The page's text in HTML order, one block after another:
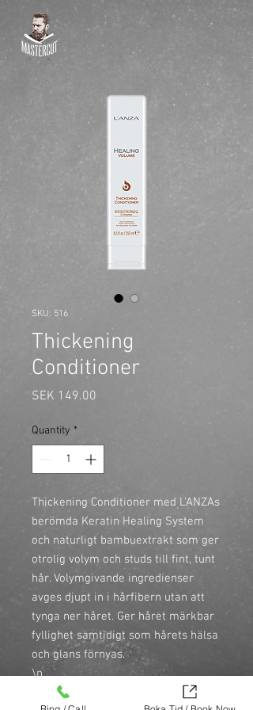
SKU: 516
Thickening
Conditioner
SEK 149.00
Quantity *
Thickening Conditioner med L’ANZAs
berömda Keratin Healing System
och naturligt bambuextrakt som ger
otrolig volym och studs till fint, tunt
hår. Volymgivande ingredienser
avges djupt in i hårfibern utan att
tynga ner håret. Ger håret märkbar
fyllighet samtidigt som hårets hälsa
och glans förnyas.
\n
\n• Ökar tjockleken med 60% med